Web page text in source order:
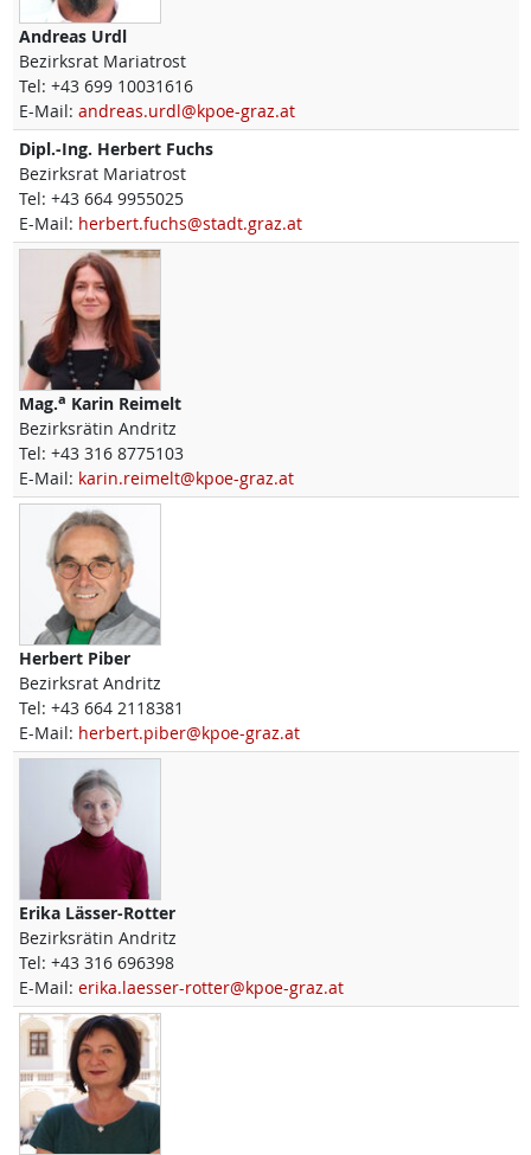
Andreas Urdl
Bezirksrat Mariatrost
Tel: +43 699 10031616
E-Mail: andreas.urdl@kpoe-graz.at
Dipl.-Ing. Herbert Fuchs
Bezirksrat Mariatrost
Tel: +43 664 9955025
E-Mail: herbert.fuchs@stadt.graz.at
Mag.a Karin Reimelt
Bezirksrätin Andritz
Tel: +43 316 8775103
E-Mail: karin.reimelt@kpoe-graz.at
Herbert Piber
Bezirksrat Andritz
Tel: +43 664 2118381
E-Mail: herbert.piber@kpoe-graz.at
Erika Lässer-Rotter
Bezirksrätin Andritz
Tel: +43 316 696398
E-Mail: erika.laesser-rotter@kpoe-graz.at